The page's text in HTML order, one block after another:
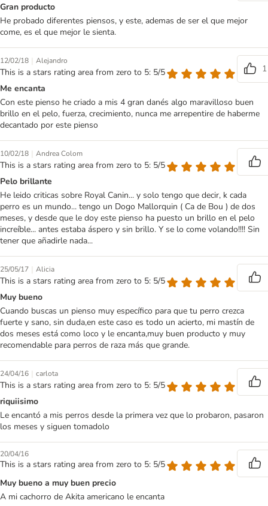
Gran producto
He probado diferentes piensos, y este, ademas de ser el que mejor
come, es el que mejor le sienta.
12/02/18 | Alejandro
This is a stars rating area from zero to 5: 5/5
1
Me encanta
Con este pienso he criado a mis 4 gran danés algo maravilloso buen
brillo en el pelo, fuerza, crecimiento, nunca me arrepentire de haberme
decantado por este pienso
10/02/18 | Andrea Colom
This is a stars rating area from zero to 5: 5/5
Pelo brillante
He leido criticas sobre Royal Canin... y solo tengo que decir, k cada
perro es un mundo... tengo un Dogo Mallorquin ( Ca de Bou ) de dos
meses, y desde que le doy este pienso ha puesto un brillo en el pelo
increíble... antes estaba áspero y sin brillo. Y se lo come volando!!!! Sin
tener que añadirle nada...
25/05/17 | Alicia
This is a stars rating area from zero to 5: 5/5
Muy bueno
Cuando buscas un pienso muy específico para que tu perro crezca
fuerte y sano, sin duda,en este caso es todo un acierto, mi mastín de
dos meses está como loco y le encanta,muy buen producto y muy
recomendable para perros de raza más que grande.
24/04/16 | carlota
This is a stars rating area from zero to 5: 5/5
riquiisimo
Le encantó a mis perros desde la primera vez que lo probaron, pasaron
los meses y siguen tomadolo
20/04/16
This is a stars rating area from zero to 5: 5/5
Muy bueno a muy buen precio
A mi cachorro de Akita americano le encanta